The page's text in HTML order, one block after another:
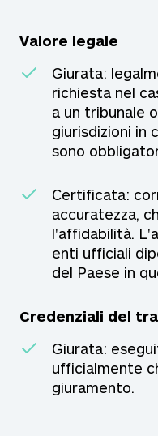
Valore legale
Giurata:
richiesta nel
a un tribunale
giurisdizioni in
sono
Certificata:
accuratezza,
l'affidabilità.
enti ufficiali
del Paese in
Credenziali del
Giurata:
ufficialmente
giuramento.